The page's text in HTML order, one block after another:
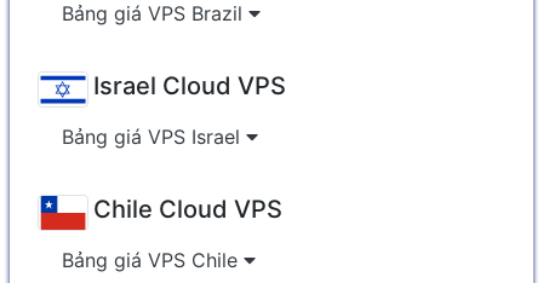
Bảng giá VPS Brazil
Israel Cloud VPS
Bảng giá VPS Israel
Chile Cloud VPS
Bảng giá VPS Chile